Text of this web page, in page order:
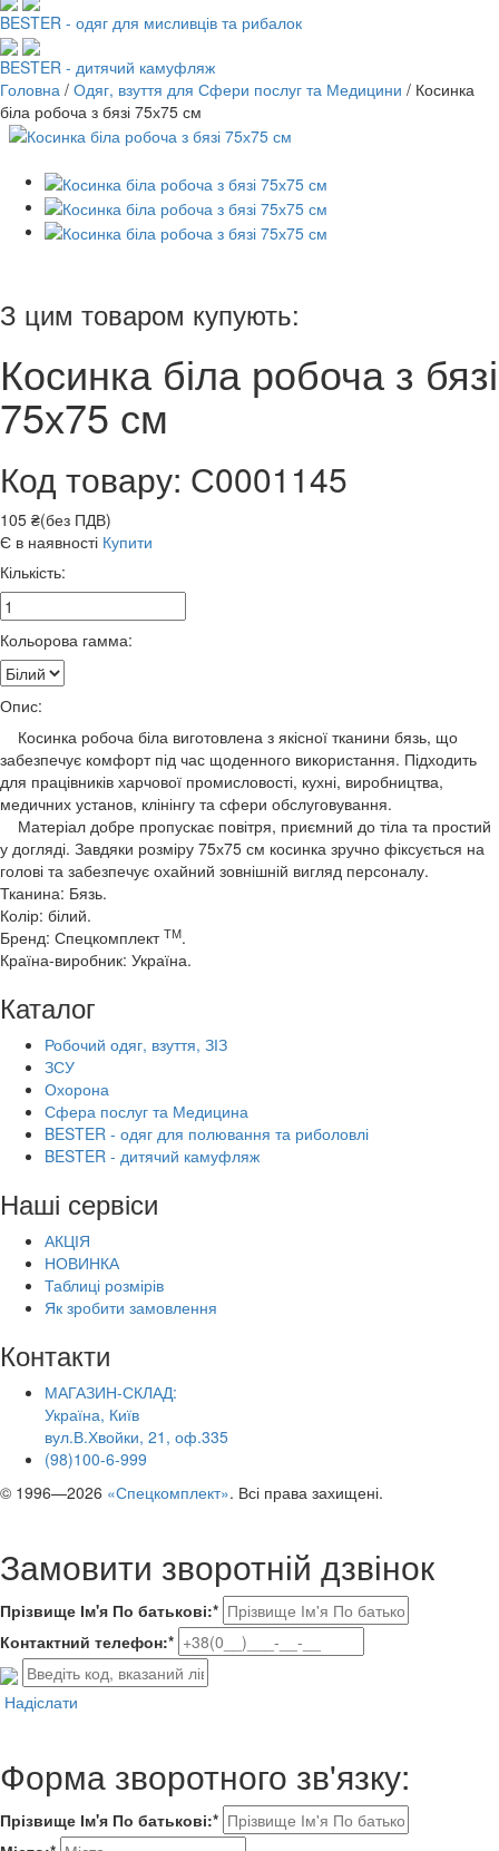
BESTER - одяг для мисливців та рибалок
BESTER - дитячий камуфляж
Головна / Одяг, взуття для Сфери послуг та Медицини / Косинка
біла робоча з бязі 75х75 см
З цим товаром купують:
Косинка біла робоча з бязі
75х75 см
Код товару: С0001145
105 ₴(без ПДВ)
Є в наявності Купити
Кількість:
Кольорова гамма:
Опис:
Косинка робоча біла виготовлена з якісної тканини бязь, що
забезпечує комфорт під час щоденного використання. Підходить
для працівників харчової промисловості, кухні, виробництва,
медичних установ, клінінгу та сфери обслуговування.
Матеріал добре пропускає повітря, приємний до тіла та простий
у догляді. Завдяки розміру 75х75 см косинка зручно фіксується на
голові та забезпечує охайний зовнішній вигляд персоналу.
Тканина: Бязь.
Колір: білий.
Бренд: Спецкомплект ТМ.
Країна-виробник: Україна.
Каталог
Робочий одяг, взуття, ЗІЗ
ЗСУ
Охорона
Сфера послуг та Медицина
BESTER - одяг для полювання та риболовлі
BESTER - дитячий камуфляж
Наші сервіси
АКЦІЯ
НОВИНКА
Таблиці розмірів
Як зробити замовлення
Контакти
МАГАЗИН-СКЛАД:
Україна, Київ
вул.В.Хвойки, 21, оф.335
(98)100-6-999
© 1996—2026 «Спецкомплект». Всі права захищені.
Замовити зворотній дзвінок
Прізвище Ім'я По батькові:*
Контактний телефон:*
Надіслати
Форма зворотного зв'язку:
Прізвище Ім'я По батькові:*